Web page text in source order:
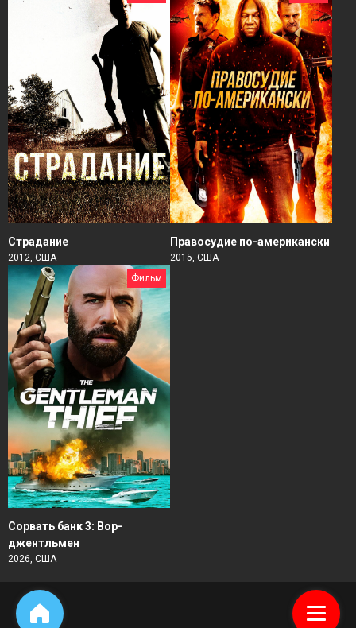
Страдание
2012, США
Правосудие по-американски
2015, США
Фильм
Сорвать банк 3: Вор-
джентльмен
2026, США